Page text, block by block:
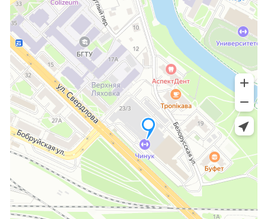
Политика в отношении обработки
персональных данных
Контакты